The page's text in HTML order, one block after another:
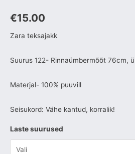
€15.00
Zara teksajakk
Suurus 122- Rinnaümbermõõt 76cm,
Materjal- 100% puuvill
Seisukord: Vähe kantud, korralik!
Laste suurused